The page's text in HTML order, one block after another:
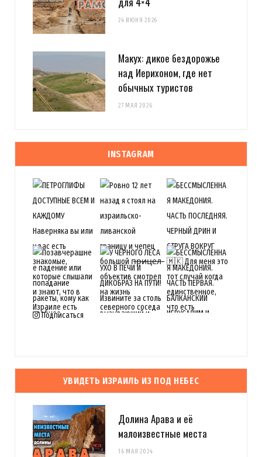
24 ИЮНЯ 2026
Макух: дикое бездорожье
над Иерихоном, где нет
обычных туристов
27 МАЯ 2026
INSTAGRAM
Подписаться
УВИДЕТЬ ИЗРАИЛЬ ИЗ ПОД НЕБЕС
Долина Арава и её
малоизвестные места
16 МАЯ 2024